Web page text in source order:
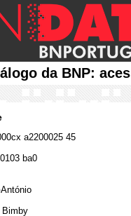
da BNP:
a2200025 45
ba0
António